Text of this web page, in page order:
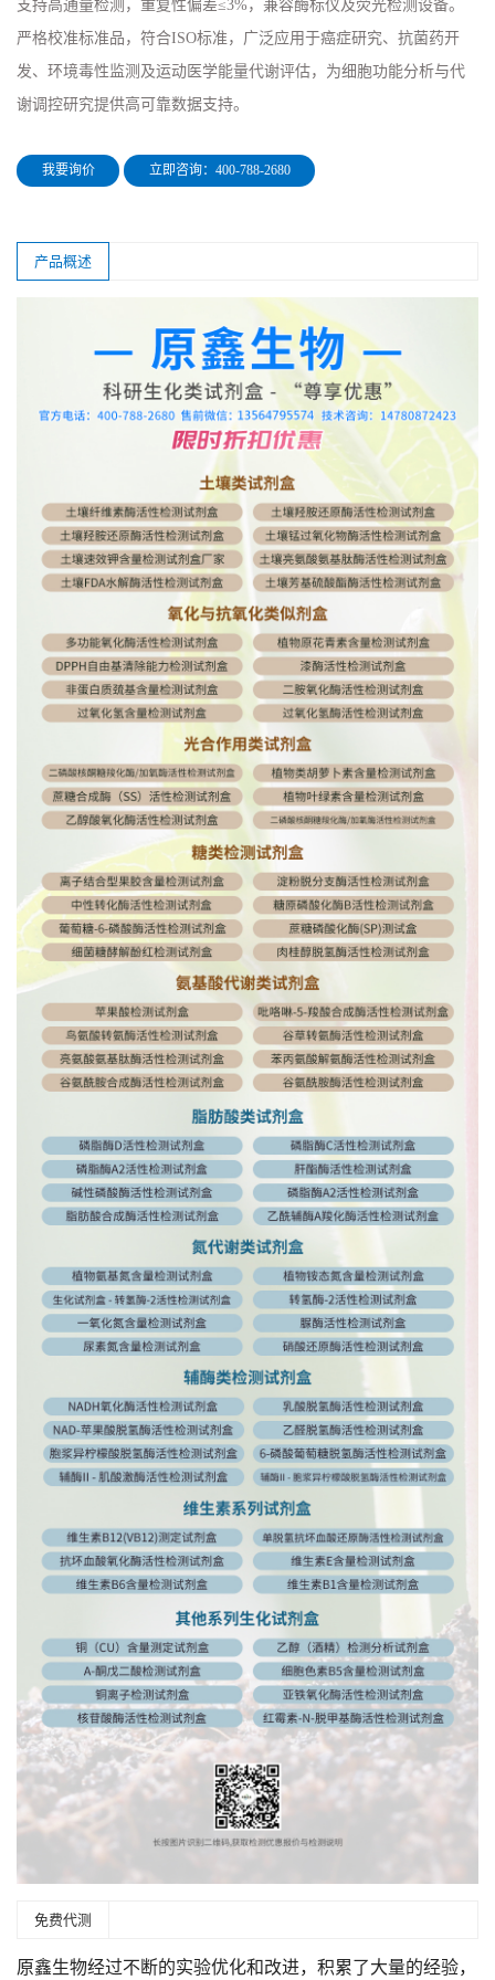
支持高通量检测，重复性偏差≤3%，兼容酶标仪及荧光检测设备。
严格校准标准品，符合ISO标准，广泛应用于癌症研究、抗菌药开
发、环境毒性监测及运动医学能量代谢评估，为细胞功能分析与代
谢调控研究提供高可靠数据支持。
我要询价 立即咨询：400-788-2680
产品概述
免费代测
原鑫生物经过不断的实验优化和改进，积累了大量的经验，